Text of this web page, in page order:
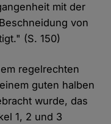
mit der
von
(S. 150)
regelrechten
guten halben
wurde, das
1, 2 und 3